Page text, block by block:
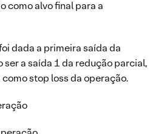
como alvo final para a
dada a primeira saída da
a saída 1 da redução parcial,
stop loss da operação.